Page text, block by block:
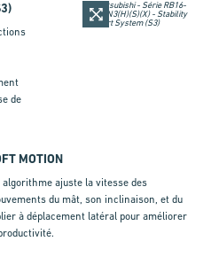
de
MOTION
algorithme ajuste la vitesse des
du mât, son inclinaison, et du
à déplacement latéral pour améliorer